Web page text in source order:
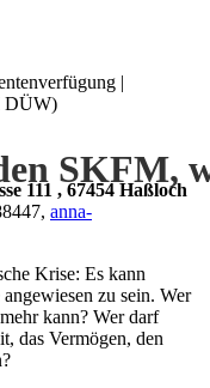
SKFM,
|
DÜW)
111 , 67454 Haßloch
anna-
Krise: Es kann
zu sein. Wer
kann? Wer darf
das Vermögen, den